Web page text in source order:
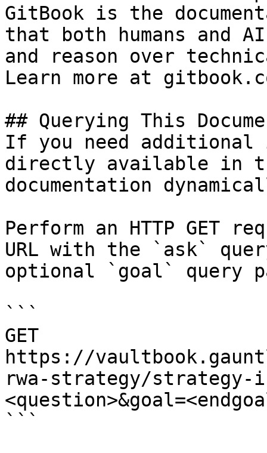
GitBook is the
that both humans and
and reason over
Learn more at
## Querying This
If you need
directly available in
documentation
Perform an HTTP GET
URL with the `ask`
optional `goal` query
```
GET
https://
rwa-strategy/strategy-
```